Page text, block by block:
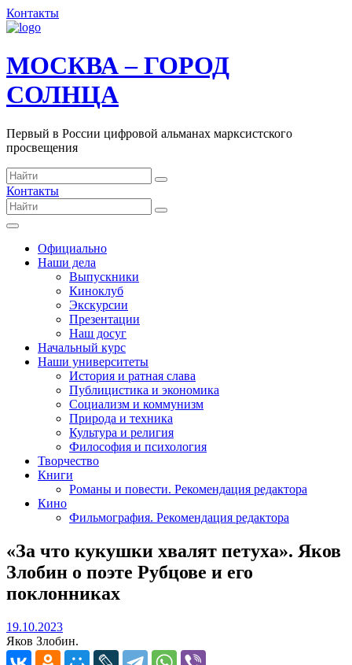
Контакты
МОСКВА – ГОРОД
СОЛНЦА
Первый в России цифровой альманах марксистского
просвещения
Контакты
Официально
Наши дела
Выпускники
Киноклуб
Экскурсии
Презентации
Наш досуг
Начальный курс
Наши университеты
История и ратная слава
Публицистика и экономика
Социализм и коммунизм
Природа и техника
Культура и религия
Философия и психология
Творчество
Книги
Романы и повести. Рекомендация редактора
Кино
Фильмография. Рекомендация редактора
«За что кукушки хвалят петуха». Яков
Злобин о поэте Рубцове и его
поклонниках
19.10.202319.10.2023
Яков Злобин.